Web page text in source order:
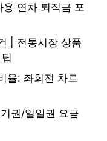
연차 퇴직금 포
| 전통시장 상품
율: 좌회전 차로
권/일일권 요금